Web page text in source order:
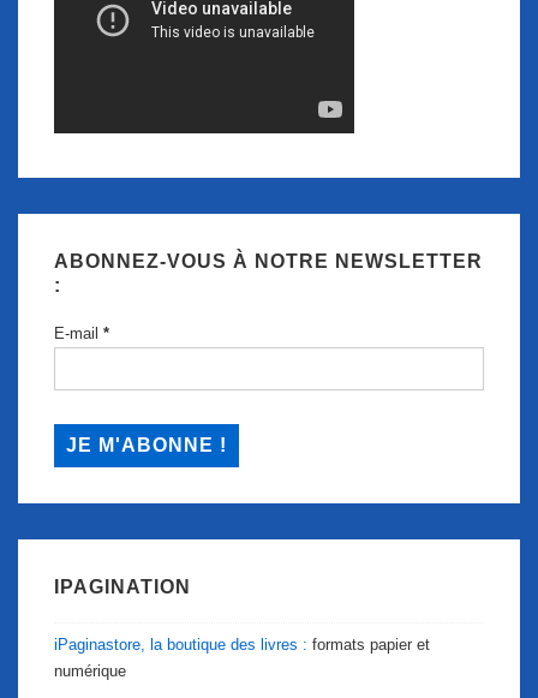
ABONNEZ-VOUS À NOTRE NEWSLETTER
:
E-mail *
IPAGINATION
iPaginastore, la boutique des livres : formats papier et
numérique